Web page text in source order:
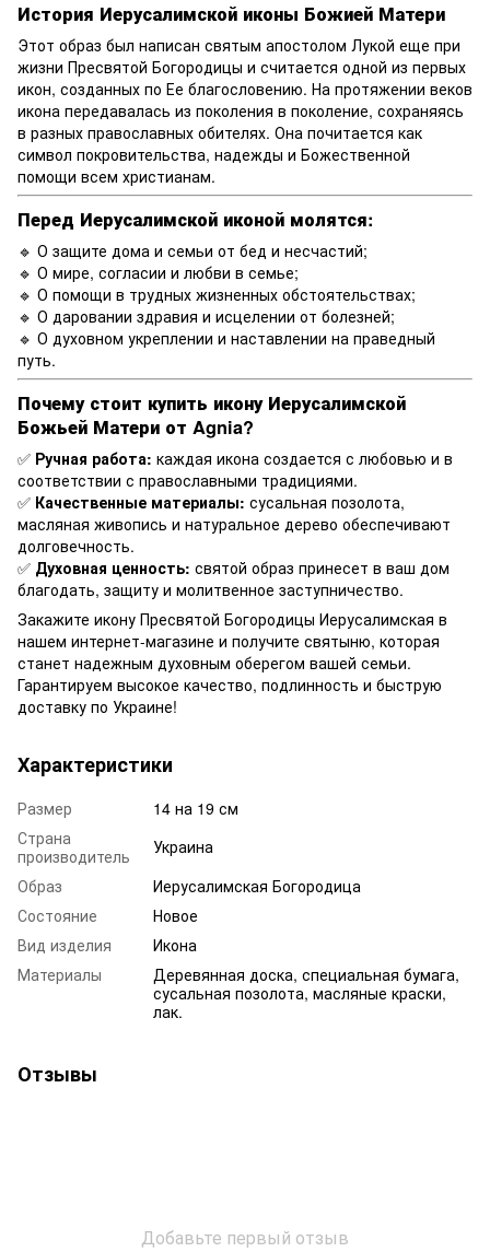
История Иерусалимской иконы Божией Матери
Этот образ был написан святым апостолом Лукой еще при
жизни Пресвятой Богородицы и считается одной из первых
икон, созданных по Ее благословению. На протяжении веков
икона передавалась из поколения в поколение, сохраняясь
в разных православных обителях. Она почитается как
символ покровительства, надежды и Божественной
помощи всем христианам.
Перед Иерусалимской иконой молятся:
🔹 О защите дома и семьи от бед и несчастий;
🔹 О мире, согласии и любви в семье;
🔹 О помощи в трудных жизненных обстоятельствах;
🔹 О даровании здравия и исцелении от болезней;
🔹 О духовном укреплении и наставлении на праведный
путь.
Почему стоит купить икону Иерусалимской
Божьей Матери от Agnia?
✅ Ручная работа: каждая икона создается с любовью и в
соответствии с православными традициями.
✅ Качественные материалы: сусальная позолота,
масляная живопись и натуральное дерево обеспечивают
долговечность.
✅ Духовная ценность: святой образ принесет в ваш дом
благодать, защиту и молитвенное заступничество.
Закажите икону Пресвятой Богородицы Иерусалимская в
нашем интернет-магазине и получите святыню, которая
станет надежным духовным оберегом вашей семьи.
Гарантируем высокое качество, подлинность и быструю
доставку по Украине!
Характеристики
Размер
14 на 19 см
Страна
производитель
Украина
Образ
Иерусалимская Богородица
Состояние
Новое
Вид изделия
Икона
Материалы
Деревянная доска, специальная бумага,
сусальная позолота, масляные краски,
лак.
Отзывы
Добавьте первый отзыв